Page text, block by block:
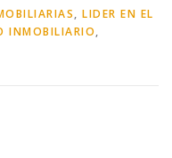
, LIDER EN EL
INMOBILIARIO,